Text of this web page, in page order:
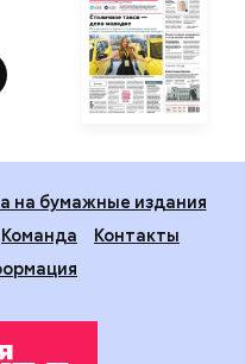
на бумажные издания
Команда
Контакты